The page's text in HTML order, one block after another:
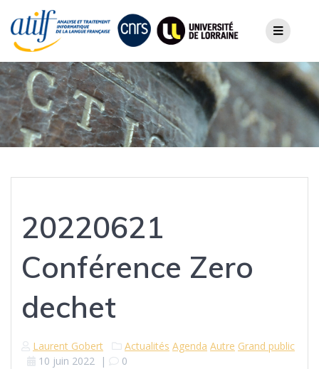
content
20220621
Conférence Zero
dechet
Laurent Gobert Actualités Agenda Autre Grand public
10 juin 2022 | 0